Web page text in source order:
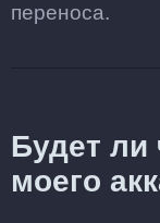
переноса.
Будет ли
моего